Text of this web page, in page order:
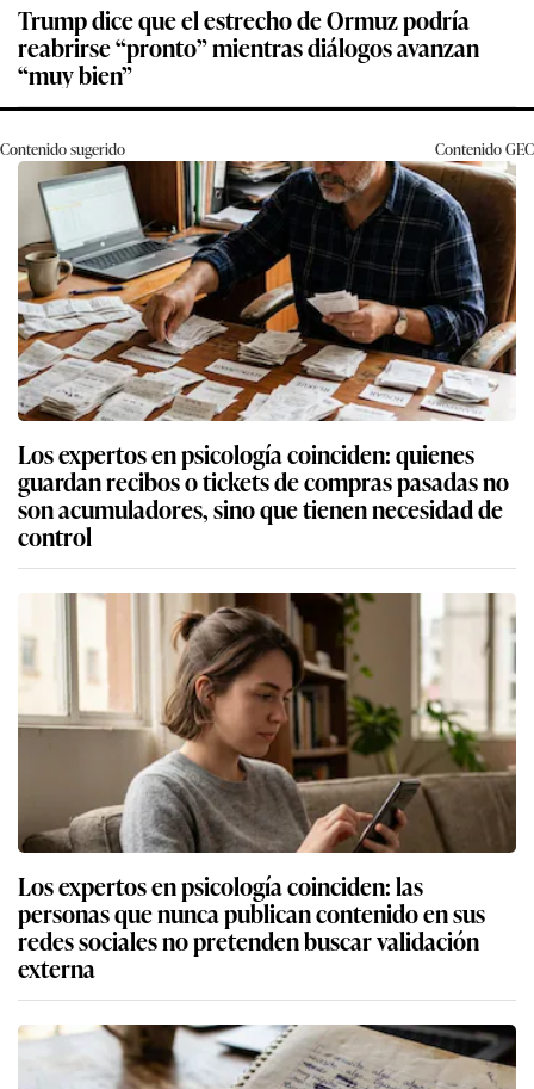
Trump dice que el estrecho de Ormuz podría
reabrirse “pronto” mientras diálogos avanzan
“muy bien”
Contenido sugerido ContenidoGEC
Los expertos en psicología coinciden: quienes
guardan recibos o tickets de compras pasadas no
son acumuladores, sino que tienen necesidad de
control
Los expertos en psicología coinciden: las
personas que nunca publican contenido en sus
redes sociales no pretenden buscar validación
externa